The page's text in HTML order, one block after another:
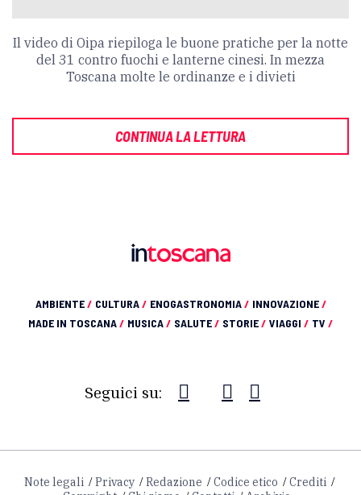
Il video di Oipa riepiloga le buone pratiche per la notte
del 31 contro fuochi e lanterne cinesi. In mezza
Toscana molte le ordinanze e i divieti
CONTINUA LA LETTURA
AMBIENTE/ CULTURA/ ENOGASTRONOMIA/ INNOVAZIONE/
MADE IN TOSCANA/ MUSICA/ SALUTE/ STORIE/ VIAGGI / TV /
Seguici su:
Note legali Privacy Redazione Codice etico
Crediti